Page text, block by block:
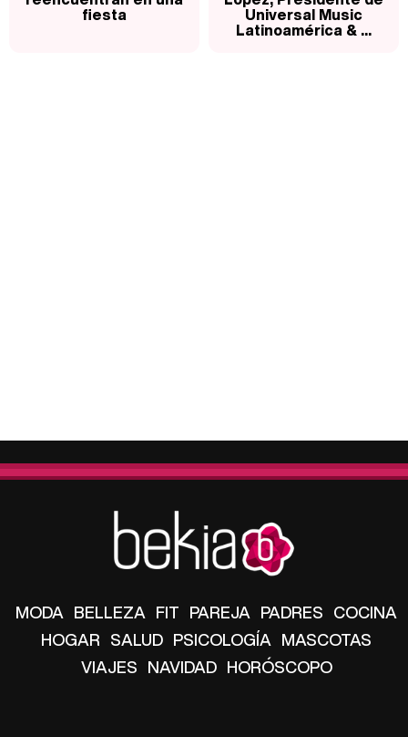
fiesta Universal Music
Latinoamérica & ...
MODA BELLEZA FIT PAREJA PADRES COCINA
HOGAR SALUD PSICOLOGÍA MASCOTAS
VIAJES NAVIDAD HORÓSCOPO